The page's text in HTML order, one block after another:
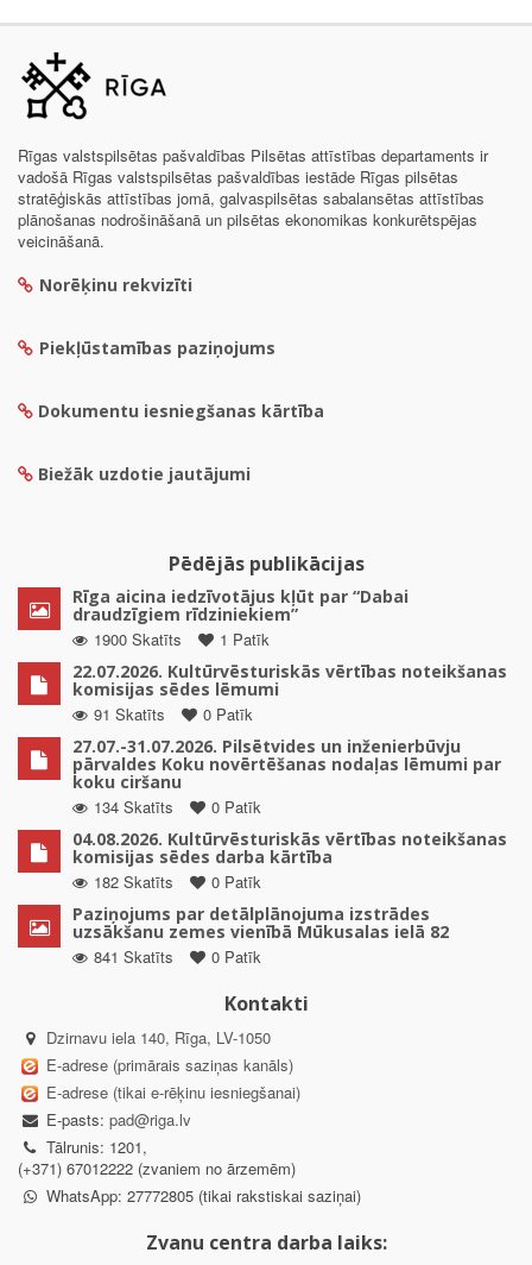
Rīgas valstspilsētas pašvaldības Pilsētas attīstības departaments ir
vadošā Rīgas valstspilsētas pašvaldības iestāde Rīgas pilsētas
stratēģiskās attīstības jomā, galvaspilsētas sabalansētas attīstības
plānošanas nodrošināšanā un pilsētas ekonomikas konkurētspējas
veicināšanā.
Norēķinu rekvizīti
Piekļūstamības paziņojums
Dokumentu iesniegšanas kārtība
Biežāk uzdotie jautājumi
Pēdējās publikācijas
Rīga aicina iedzīvotājus kļūt par “Dabai
draudzīgiem rīdziniekiem”
1900 Skatīts
1 Patīk
22.07.2026. Kultūrvēsturiskās vērtības noteikšanas
komisijas sēdes lēmumi
91 Skatīts
0 Patīk
27.07.-31.07.2026. Pilsētvides un inženierbūvju
pārvaldes Koku novērtēšanas nodaļas lēmumi par
koku ciršanu
134 Skatīts
0 Patīk
04.08.2026. Kultūrvēsturiskās vērtības noteikšanas
komisijas sēdes darba kārtība
182 Skatīts
0 Patīk
Paziņojums par detālplānojuma izstrādes
uzsākšanu zemes vienībā Mūkusalas ielā 82
841 Skatīts
0 Patīk
Kontakti
Dzirnavu iela 140, Rīga, LV-1050
E-adrese (primārais saziņas kanāls)
E-adrese (tikai e-rēķinu iesniegšanai)
E-pasts: pad@riga.lv
Tālrunis: 1201,
(+371) 67012222 (zvaniem no ārzemēm)
WhatsApp: 27772805 (tikai rakstiskai saziņai)
Zvanu centra darba laiks: